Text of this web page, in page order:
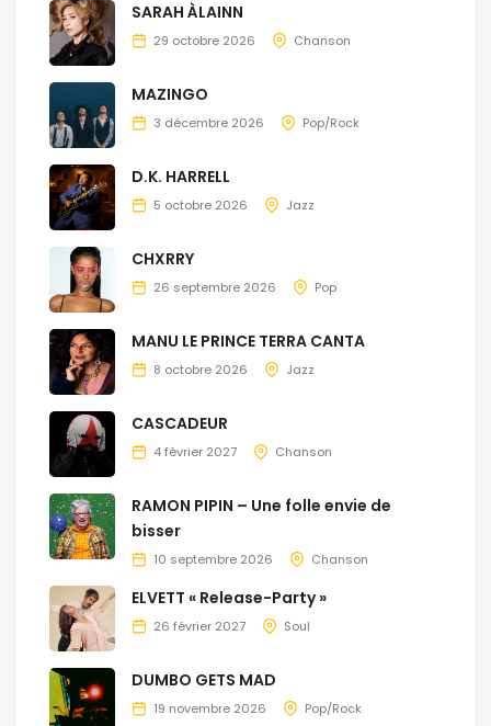
SARAH ÀLAINN
29 octobre 2026 Chanson
MAZINGO
3 décembre 2026 Pop/Rock
D.K. HARRELL
5 octobre 2026 Jazz
CHXRRY
26 septembre 2026 Pop
MANU LE PRINCE TERRA CANTA
8 octobre 2026 Jazz
CASCADEUR
4 février 2027 Chanson
RAMON PIPIN – Une folle envie de
bisser
10 septembre 2026 Chanson
ELVETT « Release-Party »
26 février 2027 Soul
DUMBO GETS MAD
19 novembre 2026 Pop/Rock